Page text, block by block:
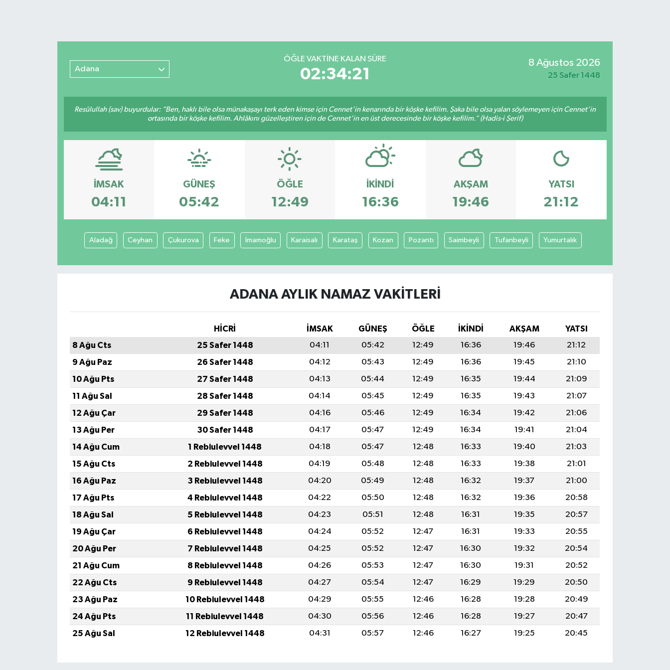
Adana
ÖĞLE VAKTİNE KALAN SÜRE
02:34:21
8 Ağustos 2026
25 Safer 1448
Resûlullah (sav) buyurdular: “Ben, haklı bile olsa münakaşayı terk eden kimse için Cennet’in kenarında bir köşke kefilim. Şaka bile olsa yalan söylemeyen için Cennet’in
ortasında bir köşke kefilim. Ahlâkını güzelleştiren için de Cennet’in en üst derecesinde bir köşke kefilim.” (Hadis-i Şerif)
İMSAK
04:11
GÜNEŞ
05:42
ÖĞLE
12:49
İKINDI
16:36
AKŞAM
19:46
YATSI
21:12
Aladağ Ceyhan Çukurova Feke İmamoğlu Karaisalı Karataş Kozan Pozantı Saimbeyli Tufanbeyli Yumurtalık
ADANA AYLIK NAMAZ VAKITLERI
HİCRİ İMSAK GÜNEŞ ÖĞLE İKINDI AKŞAM
YATSI
8 Ağu Cts
25 Safer 1448 04:11 05:42 12:49 16:36 19:46
21:12
9 Ağu Paz
26 Safer 1448 04:12 05:43 12:49 16:36 19:45
21:10
10 Ağu Pts
27 Safer 1448 04:13 05:44 12:49 16:35 19:44
21:09
11 Ağu Sal
28 Safer 1448 04:14 05:45 12:49 16:35 19:43
21:07
12 Ağu Çar
29 Safer 1448 04:16 05:46 12:49 16:34 19:42
21:06
13 Ağu Per
30 Safer 1448 04:17 05:47 12:49 16:34 19:41
21:04
14 Ağu Cum
1 Rebiulevvel 1448 04:18 05:47 12:48 16:33 19:40
21:03
15 Ağu Cts
2 Rebiulevvel 1448 04:19 05:48 12:48 16:33 19:38
21:01
16 Ağu Paz
3 Rebiulevvel 1448 04:20 05:49 12:48 16:32 19:37
21:00
17 Ağu Pts
4 Rebiulevvel 1448 04:22 05:50 12:48 16:32 19:36
20:58
18 Ağu Sal
5 Rebiulevvel 1448 04:23 05:51 12:48 16:31 19:35
20:57
19 Ağu Çar
6 Rebiulevvel 1448 04:24 05:52 12:47 16:31 19:33
20:55
20 Ağu Per
7 Rebiulevvel 1448 04:25 05:52 12:47 16:30 19:32
20:54
21 Ağu Cum
8 Rebiulevvel 1448 04:26 05:53 12:47 16:30 19:31
20:52
22 Ağu Cts
9 Rebiulevvel 1448 04:27 05:54 12:47 16:29 19:29
20:50
23 Ağu Paz
10 Rebiulevvel 1448 04:29 05:55 12:46 16:28 19:28
20:49
24 Ağu Pts
11 Rebiulevvel 1448 04:30 05:56 12:46 16:28 19:27
20:47
25 Ağu Sal
12 Rebiulevvel 1448 04:31 05:57 12:46 16:27 19:25 20:45